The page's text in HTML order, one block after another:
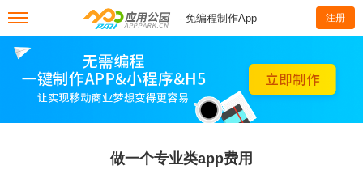
--免编程制作App 注册
做一个专业类app费用